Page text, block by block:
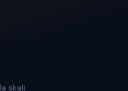
skali